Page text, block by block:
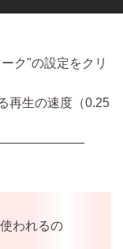
ク"の設定をクリ
再生の速度（0.25
われるの